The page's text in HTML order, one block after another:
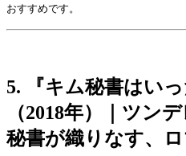
おすすめです。
5. 『キム秘書はいっ
（2018年）｜ツン
秘書が織りなす、